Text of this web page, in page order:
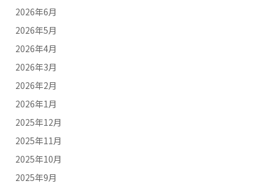
2026年6月
2026年5月
2026年4月
2026年3月
2026年2月
2026年1月
2025年12月
2025年11月
2025年10月
2025年9月